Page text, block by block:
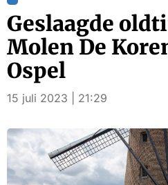
Geslaagde
Molen De
Ospel
15 juli 2023 | 21:29